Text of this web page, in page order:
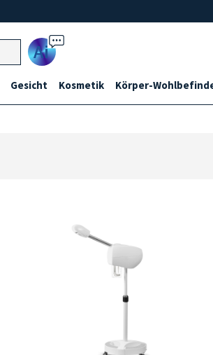
Ai
Gesicht Kosmetik Körper-